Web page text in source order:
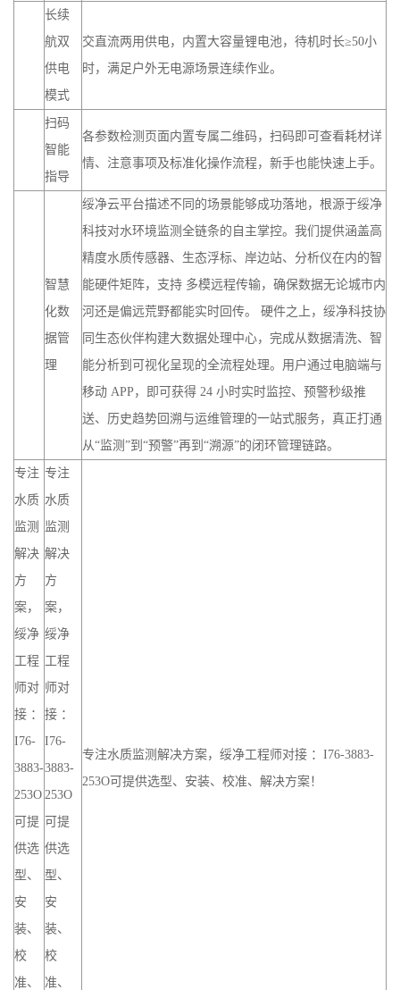
长续
航双
供电
模式
交直流两用供电，内置大容量锂电池，待机时长≥50小
时，满足户外无电源场景连续作业。
扫码
智能
指导
各参数检测页面内置专属二维码，扫码即可查看耗材详
情、注意事项及标准化操作流程，新手也能快速上手。
智慧
化数
据管
理
绥净云平台描述不同的场景能够成功落地，根源于绥净
科技对水环境监测全链条的自主掌控。我们提供涵盖高
精度水质传感器、生态浮标、岸边站、分析仪在内的智
能硬件矩阵，支持 多模远程传输，确保数据无论城市内
河还是偏远荒野都能实时回传。 硬件之上，绥净科技协
同生态伙伴构建大数据处理中心，完成从数据清洗、智
能分析到可视化呈现的全流程处理。用户通过电脑端与
移动 APP，即可获得 24 小时实时监控、预警秒级推
送、历史趋势回溯与运维管理的一站式服务，真正打通
从“监测”到“预警”再到“溯源”的闭环管理链路。
专注
水质
监测
解决
方
案，
绥净
工程
师对
接 ：
I76-
3883-
253O
可提
供选
型、
安
装、
校
准、
专注
水质
监测
解决
方
案，
绥净
工程
师对
接 ：
I76-
3883-
253O
可提
供选
型、
安
装、
校
准、
专注水质监测解决方案，绥净工程师对接 ：I76-3883-
253O可提供选型、安装、校准、解决方案！